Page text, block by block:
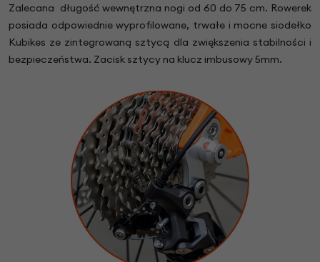
Zalecana długość wewnętrzna nogi od 60 do 75 cm. Rowerek
posiada odpowiednie wyprofilowane, trwałe i mocne siodełko
Kubikes ze zintegrowaną sztycą dla zwiększenia stabilności i
bezpieczeństwa. Zacisk sztycy na klucz imbusowy 5mm.